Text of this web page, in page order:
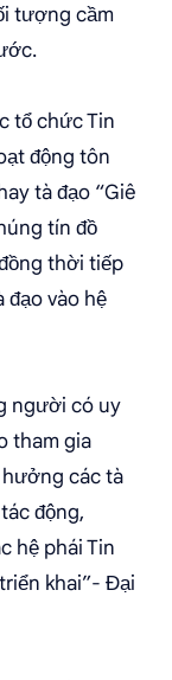
tượng cầm
tổ chức Tin
động tôn
tà đạo “Giê
tín đồ
thời tiếp
đạo vào hệ
người có uy
tham gia
các tà
động,
hệ phái Tin
khai”- Đại